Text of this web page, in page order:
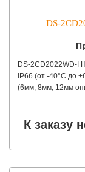
DS-
DS-2CD2022WD-I
IP66 (от -40°C до
(6мм, 8мм, 12мм
поддержка двух
IP66, ИК-подсветка
К заказу